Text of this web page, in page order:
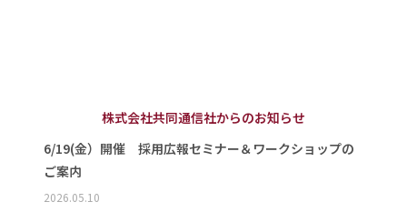
株式会社共同通信社からのお知らせ
6/19(金）開催 採用広報セミナー＆ワークショップの
ご案内
2026.05.10